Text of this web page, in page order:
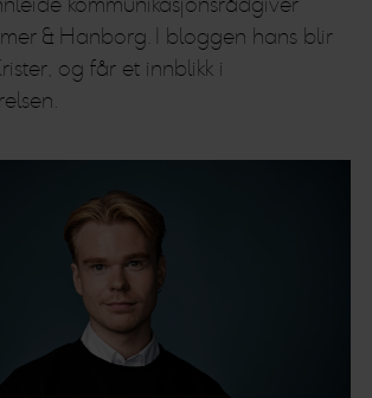
& Hanborg. I bloggen hans blir
og får et innblikk i